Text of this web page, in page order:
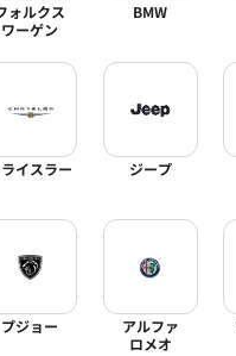
ォルクス
ワーゲン
BMW
イスラー ジープ
プジョー
アルファ
ロメオ